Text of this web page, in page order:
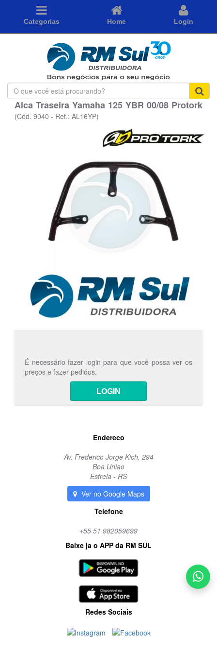
Categorias Home Login
O
que
você
está
Alca Traseira Yamaha 125 YBR 00/08 Protork
(Cód. 9040 - Ref.: AL16YP)
É necessário fazer login para que você possa ver os
preços e fazer pedidos.
LOGIN
Endereco
Av. Frederico Jorge Kich, 294
Boa Uniao
Estrela - RS
Ver no Google Maps
Telefone
+55 51 982059699
Baixe ja o APP da RM SUL
Redes Sociais